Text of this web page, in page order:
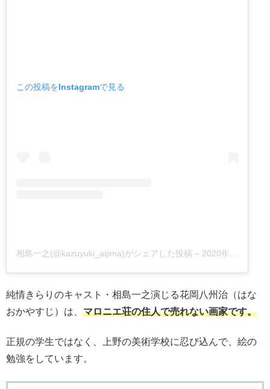
この投稿をInstagramで見る
相島一之(@kazuyuki_aijima)がシェアした投稿 – 2020年 7月月31日午後11時49分PDT
純情きらりのキャスト・相島一之演じる花岡八州治（はな
おかやすじ）は、 マロニエ荘の住人で売れない画家です。
正規の学生ではなく、上野の美術学校に忍び込んで、絵の
勉強をしています。